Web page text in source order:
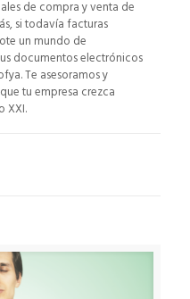
de compra y venta de
si todavía facturas
un mundo de
documentos electrónicos
Te asesoramos y
tu empresa crezca
XXI.